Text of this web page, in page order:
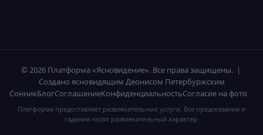
© 2026 Платформа «Ясновидение». Все права защищены. |
Создано ясновидящим Деонисом Петербуржским
СонникБлогСоглашениеКонфиденциальностьСогласие на фото
Платформа предоставляет развлекательные услуги. Все предсказания и
гадания носят развлекательный характер.